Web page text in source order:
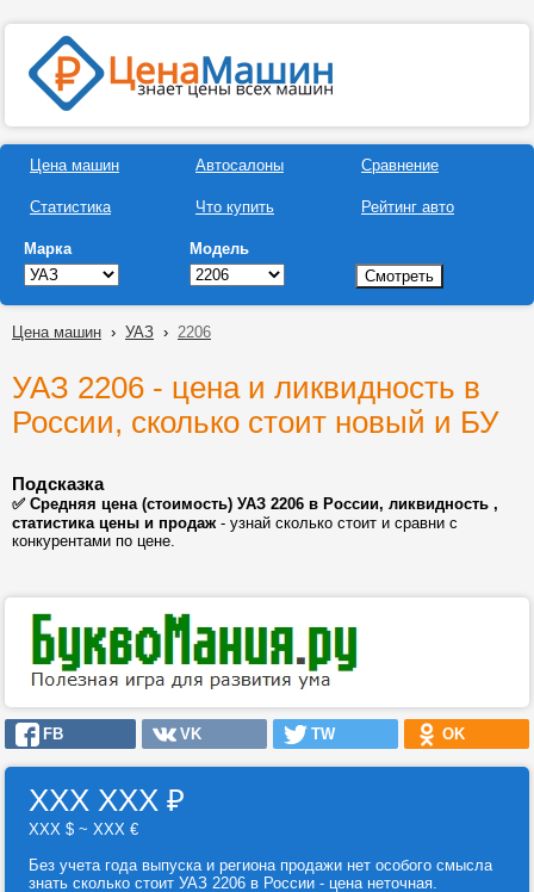
Цена машин
Статистика
Автосалоны
Что купить
Сравнение
Рейтинг авто
Марка Модель
Цена машин › УАЗ › 2206
УАЗ 2206 - цена и ликвидность в
России, сколько стоит новый и БУ
Подсказка
✅ Средняя цена (стоимость) УАЗ 2206 в России, ликвидность ,
статистика цены и продаж- узнай сколько стоит и сравни с
конкурентами по цене.
FB VK TW OK
ХХХ ХХХ ₽
ХХХ $ ~ ХХХ €
Без учета года выпуска и региона продажи нет особого смысла
знать сколько стоит УАЗ 2206 в России - цена неточная.